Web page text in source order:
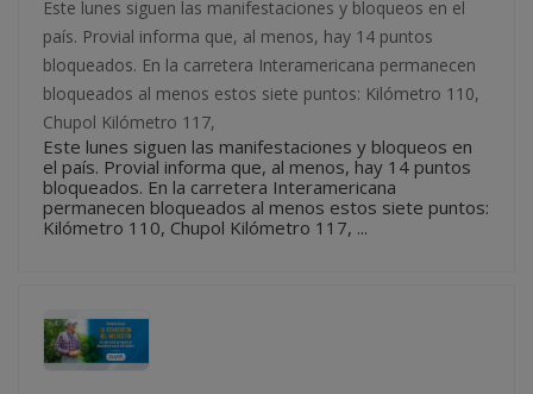
Este lunes siguen las manifestaciones y bloqueos en el
país. Provial informa que, al menos, hay 14 puntos
bloqueados. En la carretera Interamericana permanecen
bloqueados al menos estos siete puntos: Kilómetro 110,
Chupol Kilómetro 117,
Este lunes siguen las manifestaciones y bloqueos en
el país. Provial informa que, al menos, hay 14 puntos
bloqueados. En la carretera Interamericana
permanecen bloqueados al menos estos siete puntos:
Kilómetro 110, Chupol Kilómetro 117, ...